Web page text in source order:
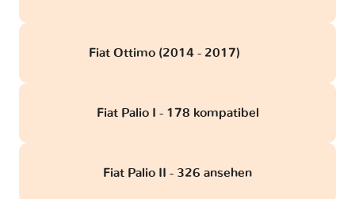
Fiat Ottimo (2014 - 2017)
Fiat Palio I - 178 kompatibel
Fiat Palio II - 326 ansehen